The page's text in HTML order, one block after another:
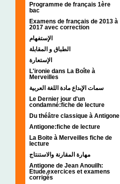
Programme de français 1ère
bac
Examens de français de 2013 à
2017 avec correction
الإستفهام
الطباق و المقابلة
الإستعارة
L'ironie dans La Boîte à
Merveilles
سمات الإبداع مادة اللغة العربية
Le Dernier jour d'un
condamné:fiche de lecture
Du théâtre classique à Antigone
Antigone:fiche de lecture
La Boite à Merveilles fiche de
lecture
مهارة المقارنة والاستنتاج
Antigone de Jean Anouilh:
Etude,exercices et examens
corrigés